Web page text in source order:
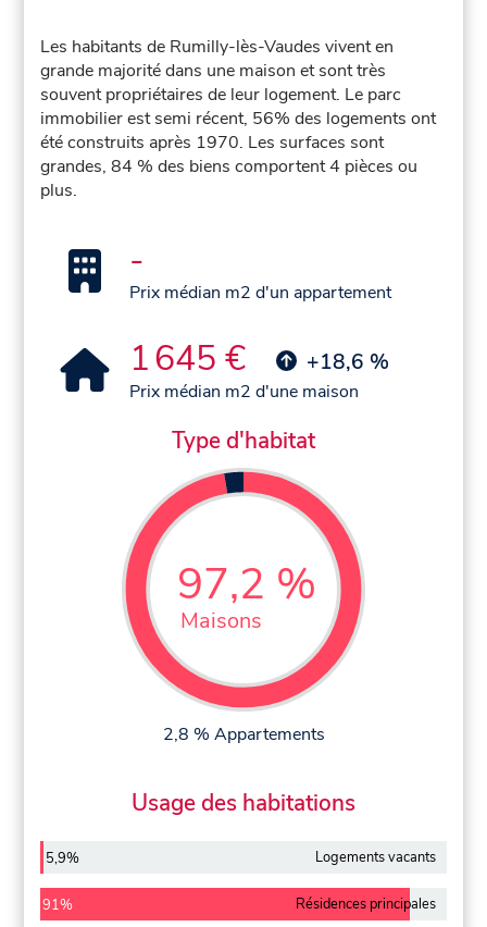
Les habitants de Rumilly-lès-Vaudes vivent en
grande majorité dans une maison et sont très
souvent propriétaires de leur logement. Le parc
immobilier est semi récent, 56% des logements ont
été construits après 1970. Les surfaces sont
grandes, 84 % des biens comportent 4 pièces ou
plus.
-
Prix médian m2 d'un appartement
1 645 € +18,6 %
Prix médian m2 d'une maison
Type d'habitat
97,2 %
Maisons
2,8 % Appartements
Usage des habitations
5,9% Logements vacants
91% Résidences principales